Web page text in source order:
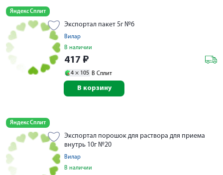
Яндекс Сплит
Экспортал пакет 5г №6
Вилар
В наличии
417 ₽
4 × 105 В Сплит
В корзину
Яндекс Сплит
Экспортал порошок для раствора для приема
внутрь 10г №20
Вилар
В наличии